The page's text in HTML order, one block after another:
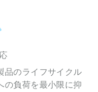
品のライフサイクル
の負荷を最小限に抑